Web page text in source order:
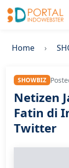
Home
SHOWBIZ
Netizen
Fatin di
Twitter